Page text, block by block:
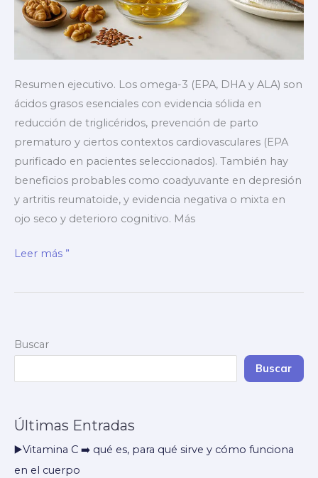
Resumen ejecutivo. Los omega-3 (EPA, DHA y ALA) son
ácidos grasos esenciales con evidencia sólida en
reducción de triglicéridos, prevención de parto
prematuro y ciertos contextos cardiovasculares (EPA
purificado en pacientes seleccionados). También hay
beneficios probables como coadyuvante en depresión
y artritis reumatoide, y evidencia negativa o mixta en
ojo seco y deterioro cognitivo. Más
▶️
3,
sirve
basada
en
evidencia
Leer más ”
Buscar
Buscar
Últimas Entradas
▶️Vitamina C ➡️ qué es, para qué sirve y cómo funciona
en el cuerpo